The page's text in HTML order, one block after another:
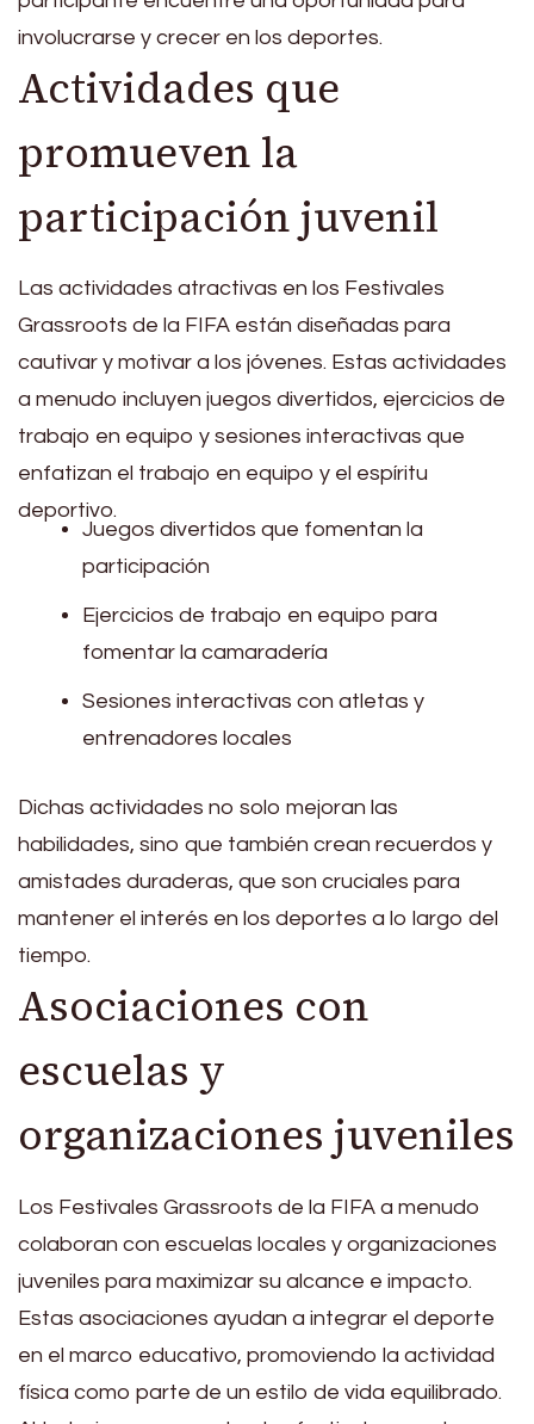
involucrarse y crecer en los deportes.
Actividades que
promueven la
participación juvenil
Las actividades atractivas en los Festivales
Grassroots de la FIFA están diseñadas para
cautivar y motivar a los jóvenes. Estas actividades
a menudo incluyen juegos divertidos, ejercicios de
trabajo en equipo y sesiones interactivas que
enfatizan el trabajo en equipo y el espíritu
deportivo.
Juegos divertidos que fomentan la
participación
Ejercicios de trabajo en equipo para
fomentar la camaradería
Sesiones interactivas con atletas y
entrenadores locales
Dichas actividades no solo mejoran las
habilidades, sino que también crean recuerdos y
amistades duraderas, que son cruciales para
mantener el interés en los deportes a lo largo del
tiempo.
Asociaciones con
escuelas y
organizaciones juveniles
Los Festivales Grassroots de la FIFA a menudo
colaboran con escuelas locales y organizaciones
juveniles para maximizar su alcance e impacto.
Estas asociaciones ayudan a integrar el deporte
en el marco educativo, promoviendo la actividad
física como parte de un estilo de vida equilibrado.